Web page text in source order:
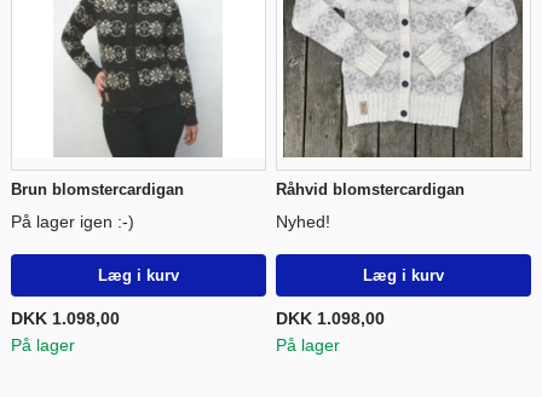
Brun blomstercardigan
På lager igen :-)
Læg i kurv
DKK 1.098,00
På lager
Råhvid blomstercardigan
Nyhed!
Læg i kurv
DKK 1.098,00
På lager